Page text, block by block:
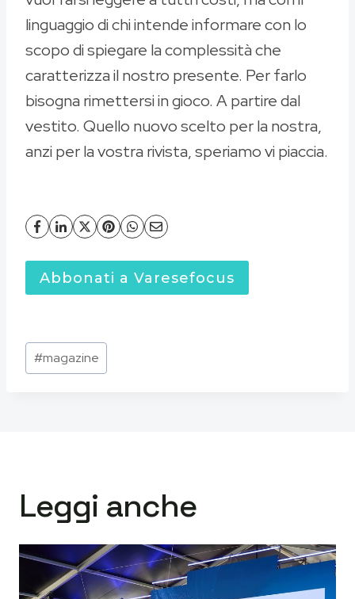
linguaggio di chi intende informare con lo
scopo di spiegare la complessità che
caratterizza il nostro presente. Per farlo
bisogna rimettersi in gioco. A partire dal
vestito. Quello nuovo scelto per la nostra,
anzi per la vostra rivista, speriamo vi piaccia.
Abbonati a Varesefocus
Tag
articolo:
#magazine
Leggi anche